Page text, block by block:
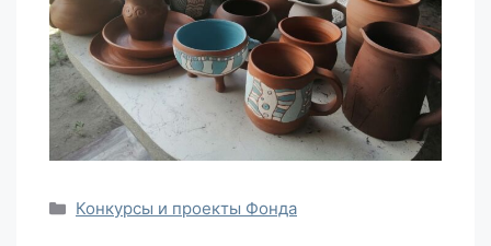
Рубрики
Конкурсы и проекты Фонда